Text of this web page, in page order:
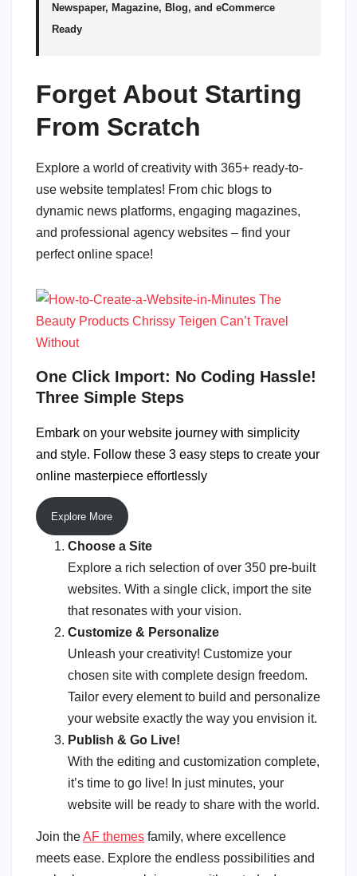
Newspaper, Magazine, Blog, and eCommerce
Ready
Forget About Starting
From Scratch
Explore a world of creativity with 365+ ready-to-
use website templates! From chic blogs to
dynamic news platforms, engaging magazines,
and professional agency websites – find your
perfect online space!
One Click Import: No Coding Hassle!
Three Simple Steps
Embark on your website journey with simplicity
and style. Follow these 3 easy steps to create your
online masterpiece effortlessly
Explore More
Choose a Site
Explore a rich selection of over 350 pre-built
websites. With a single click, import the site
that resonates with your vision.
Customize & Personalize
Unleash your creativity! Customize your
chosen site with complete design freedom.
Tailor every element to build and personalize
your website exactly the way you envision it.
Publish & Go Live!
With the editing and customization complete,
it’s time to go live! In just minutes, your
website will be ready to share with the world.
Join theAF themes family, where excellence
meets ease. Explore the endless possibilities and